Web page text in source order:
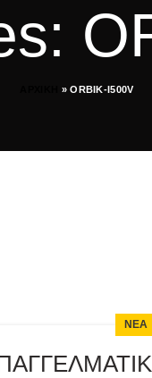
»ORBIK-I500V
ΝΕΑ